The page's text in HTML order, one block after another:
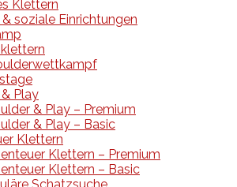
Klettern
soziale Einrichtungen
Play
& Play – Premium
& Play – Basic
Klettern
Klettern – Premium
Klettern – Basic